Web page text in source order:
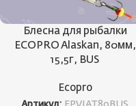
Блесна для рыбалки
ECOPRO Alaskan, 80мм,
15,5г, BUS
Ecopro